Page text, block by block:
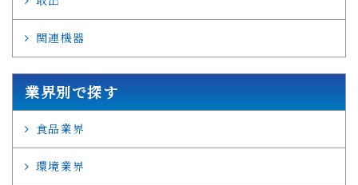
関連機器
業界別で探す
食品業界
環境業界